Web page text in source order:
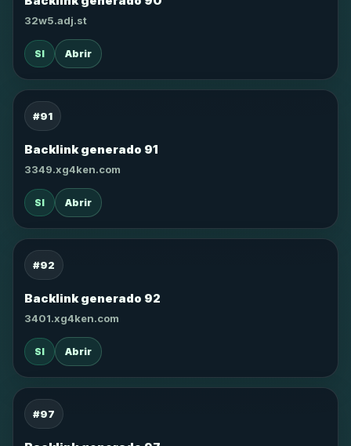
32w5.adj.st
SI Abrir
#91
Backlink generado 91
3349.xg4ken.com
SI Abrir
#92
Backlink generado 92
3401.xg4ken.com
SI Abrir
#97